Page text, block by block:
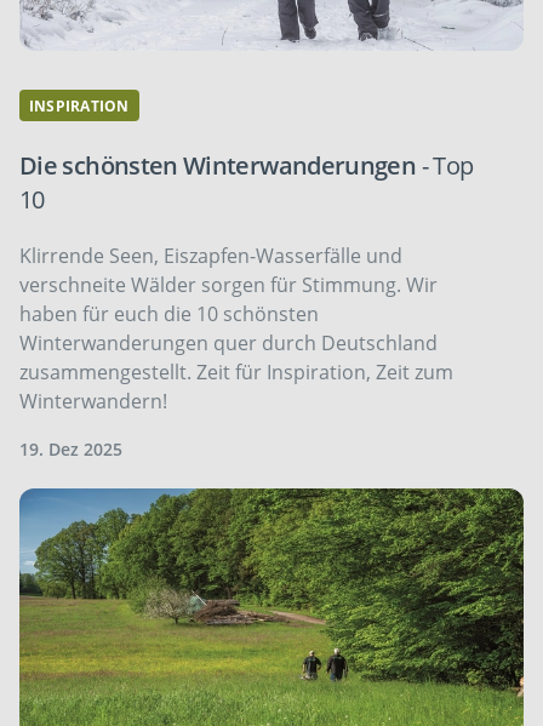
INSPIRATION
Die schönsten Winterwanderungen- Top
10
Klirrende Seen, Eiszapfen-Wasserfälle und
verschneite Wälder sorgen für Stimmung. Wir
haben für euch die 10 schönsten
Winterwanderungen quer durch Deutschland
zusammengestellt. Zeit für Inspiration, Zeit zum
Winterwandern!
19. Dez 2025